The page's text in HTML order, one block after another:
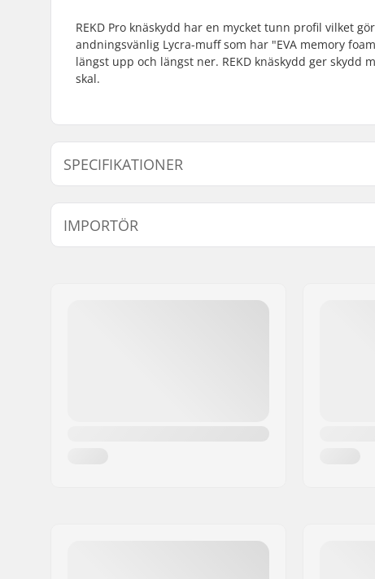
REKD Pro knäskydd har en mycket tunn profil vilket
andningsvänlig Lycra-muff som har "EVA memory
längst upp och längst ner. REKD knäskydd ger
skal.
SPECIFIKATIONER
Skydd:
EVA foam
Anpassningssystem:
IMPORTÖR